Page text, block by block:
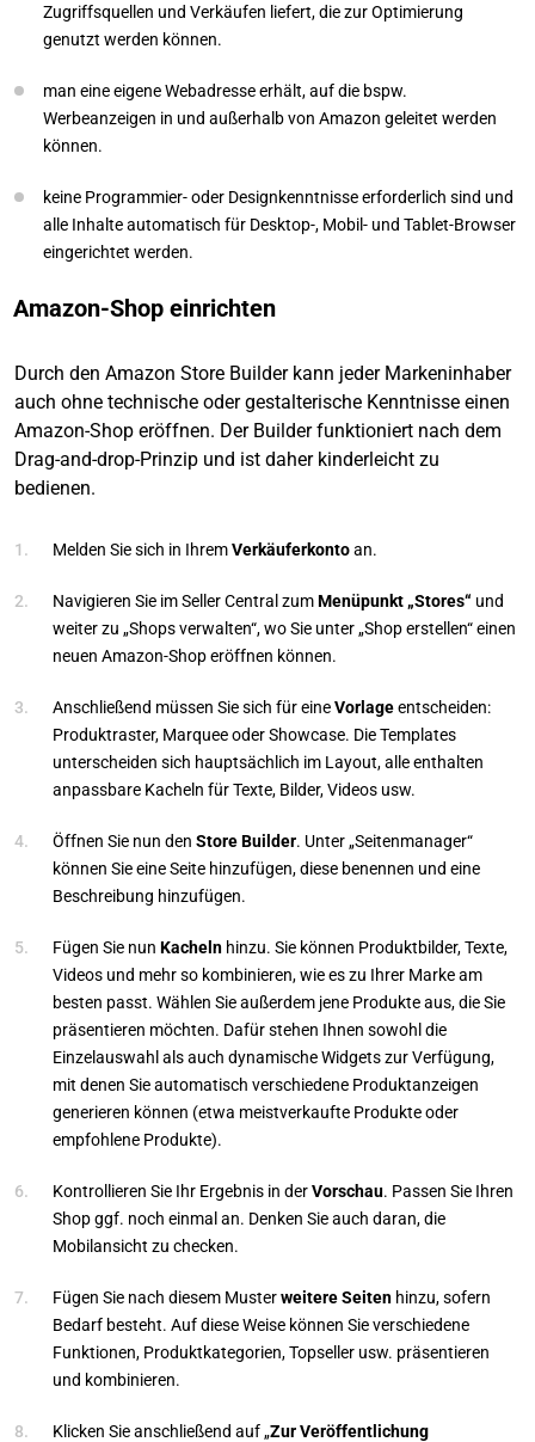
Zugriffsquellen und Verkäufen liefert, die zur Optimierung
genutzt werden können.
man eine eigene Webadresse erhält, auf die bspw.
Werbeanzeigen in und außerhalb von Amazon geleitet werden
können.
keine Programmier- oder Designkenntnisse erforderlich sind und
alle Inhalte automatisch für Desktop-, Mobil- und Tablet-Browser
eingerichtet werden.
Amazon-Shop einrichten
Durch den Amazon Store Builder kann jeder Markeninhaber
auch ohne technische oder gestalterische Kenntnisse einen
Amazon-Shop eröffnen. Der Builder funktioniert nach dem
Drag-and-drop-Prinzip und ist daher kinderleicht zu
bedienen.
Melden Sie sich in IhremVerkäuferkontoan.
Navigieren Sie im Seller Central zumMenüpunkt „Stores“ und
weiter zu „Shops verwalten“, wo Sie unter „Shop erstellen“ einen
neuen Amazon-Shop eröffnen können.
Anschließend müssen Sie sich für eineVorlageentscheiden:
Produktraster, Marquee oder Showcase. Die Templates
unterscheiden sich hauptsächlich im Layout, alle enthalten
anpassbare Kacheln für Texte, Bilder, Videos usw.
Öffnen Sie nun den Store Builder. Unter „Seitenmanager“
können Sie eine Seite hinzufügen, diese benennen und eine
Beschreibung hinzufügen.
Fügen Sie nun Kacheln hinzu. Sie können Produktbilder, Texte,
Videos und mehr so kombinieren, wie es zu Ihrer Marke am
besten passt. Wählen Sie außerdem jene Produkte aus, die Sie
präsentieren möchten. Dafür stehen Ihnen sowohl die
Einzelauswahl als auch dynamische Widgets zur Verfügung,
mit denen Sie automatisch verschiedene Produktanzeigen
generieren können (etwa meistverkaufte Produkte oder
empfohlene Produkte).
Kontrollieren Sie Ihr Ergebnis in derVorschau. Passen Sie Ihren
Shop ggf. noch einmal an. Denken Sie auch daran, die
Mobilansicht zu checken.
Fügen Sie nach diesem Musterweitere Seiten hinzu, sofern
Bedarf besteht. Auf diese Weise können Sie verschiedene
Funktionen, Produktkategorien, Topseller usw. präsentieren
und kombinieren.
Klicken Sie anschließend auf „Zur Veröffentlichung